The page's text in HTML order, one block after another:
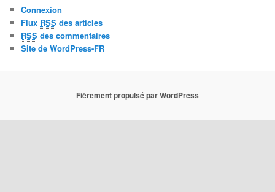
Connexion
Flux RSS des articles
RSS des commentaires
Site de WordPress-FR
Fièrement propulsé par WordPress